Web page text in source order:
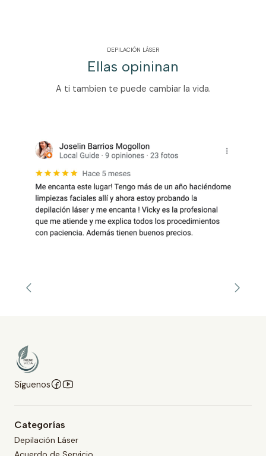
DEPILACIÓN LÁSER
Ellas opininan
A ti tambien te puede cambiar la vida.
Síguenos
Categorías
Depilación Láser